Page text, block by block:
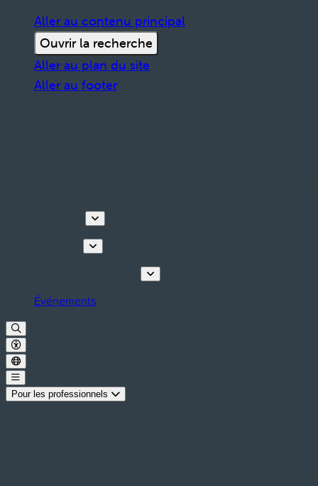
Aller au contenu principal
Ouvrir la recherche
Aller au plan du site
Aller au footer
Événements
Pour les professionnels